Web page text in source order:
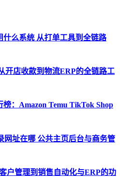
什么系统 从打单工具到全链路
开店收款到物流ERP的全链路工
榜：Amazon Temu TikTok Shop
网址在哪 公共主页后台与商务管
户管理到销售自动化与ERP的功